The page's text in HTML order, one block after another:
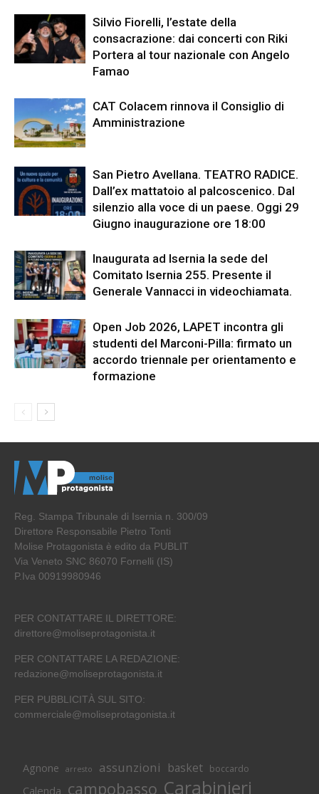
Silvio Fiorelli, l’estate della
consacrazione: dai concerti con Riki
Portera al tour nazionale con Angelo
Famao
CAT Colacem rinnova il Consiglio di
Amministrazione
San Pietro Avellana. TEATRO RADICE.
Dall’ex mattatoio al palcoscenico. Dal
silenzio alla voce di un paese. Oggi 29
Giugno inaugurazione ore 18:00
Inaugurata ad Isernia la sede del
Comitato Isernia 255. Presente il
Generale Vannacci in videochiamata.
Open Job 2026, LAPET incontra gli
studenti del Marconi-Pilla: firmato un
accordo triennale per orientamento e
formazione
Reg. Stampa Tribunale di Isernia n. 300/09
Direttore Responsabile Pietro Tonti
Molise Protagonista è edito da PUBLIT
Via Veneto SNC 86070 Fornelli (IS)
P.Iva 00919980946
PER CONTATTARE IL DIRETTORE:
direttore@moliseprotagonista.it
PER CONTATTARE LA REDAZIONE:
redazione@moliseprotagonista.it
PER PUBBLICITÀ SUL SITO:
commerciale@moliseprotagonista.it
Agnone arresto assunzioni basket boccardo
Calenda campobasso Carabinieri